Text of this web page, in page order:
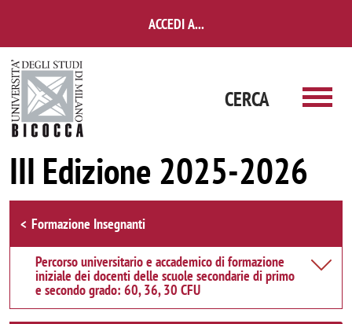
ACCEDI A...
CERCA
III Edizione 2025-2026
Browse the section
Formazione Insegnanti
Percorso universitario e accademico di formazione
iniziale dei docenti delle scuole secondarie di primo
e secondo grado: 60, 36, 30 CFU